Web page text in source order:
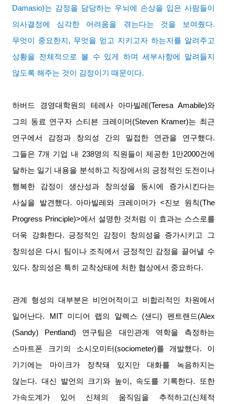
Damasio)는 감정을 담당하는 우뇌에 손상을 입은 사람들이
의사결정에 심각한 어려움을 겪는다는 것을 보여줬다.
무엇이 중요한지 , 무엇을 얻고 지키고자 하는지를 알려주고
상황을 전체적으로 볼 수 있게 하며 세부사항에 말려들지
않도록 해주는 것이 감정이기 때문이다.
하버드 경영대학원의 테레사 아마빌레 (Teresa Amabile)와
그의 동료 연구자 스티븐 크레이머 (Steven Kramer)는 최근
연구에서 감정과 창의성 간의 밀접한 연관을 연구했다.
그들은 7개 기업 내 238명의 직원들이 제공한1만2000건에
달하는 일기 내용을 분석하고 직장에서의 긍정적인 도전이나
행복한 감정이 생산성과 창의성을 동시에 증가시킨다는
사실을 발견했다. 아마빌레와 크레이머가 <진보 원칙(The
Progress Principle)>에서 설명한 것처럼 이 효과는 스스로를
더욱 강화한다. 긍정적인 감정이 창의성을 증가시키고 그
창의성은 다시 팀이나 조직에서 긍정적인 감정을 끌어낼 수
있다. 창의성은 특히 교착상태에 처한 협상에서 중요하다.
관계 형성의 대부분은 비언어적이고 비합리적인 차원에서
일어난다. MIT 미디어 랩의 알렉스 (샌디) 펜트랜드(Alex
(Sandy) Pentland) 연구팀은 대인관계 역학을 측정하는
스마트폰 크기의 소시오미터 (sociometer)를 개발했다. 이
기기에는 마이크가 장착돼 있지만 대화를 녹음하지는
않는다. 대신 발언의 크기와 높이 , 속도를 기록한다.
또한
가속도계가 있어 신체의 움직임을 추적하고(신체적